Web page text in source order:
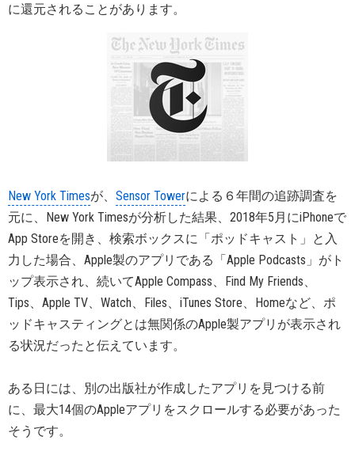
に還元されることがあります。
New York Timesが、 Sensor Towerによる６年間の追跡調査を
元に、New York Timesが分析した結果、2018年5月にiPhoneで
App Storeを開き、検索ボックスに「ポッドキャスト」と入
力した場合、Apple製のアプリである「Apple Podcasts」がト
ップ表示され、続いてApple Compass、Find My Friends、
Tips、Apple TV、Watch、Files、iTunes Store、Homeなど、ポ
ッドキャスティングとは無関係のApple製アプリが表示され
る状況だったと伝えています。
ある日には、別の出版社が作成したアプリを見つける前
に、最大14個のAppleアプリをスクロールする必要があった
そうです。